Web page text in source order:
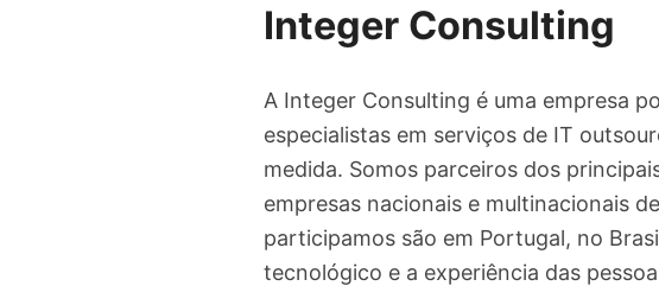
Integer Consulting
A Integer Consulting é uma empresa
especialistas em serviços de IT
medida. Somos parceiros dos
empresas nacionais e multinacionais
participamos são em Portugal, no
tecnológico e a experiência das